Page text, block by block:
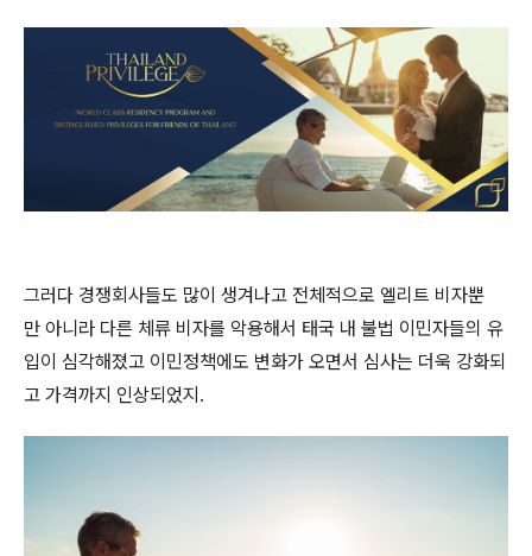
그러다 경쟁회사들도 많이 생겨나고 전체적으로 엘리트 비자뿐
만 아니라 다른 체류 비자를 악용해서 태국 내 불법 이민자들의 유
입이 심각해졌고 이민정책에도 변화가 오면서 심사는 더욱 강화되
고 가격까지 인상되었지.